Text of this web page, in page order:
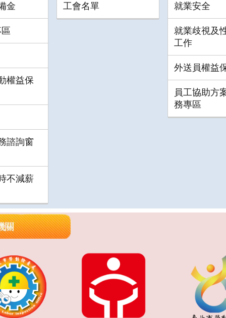
金
權益保
諮詢窗
不減薪
工會名單 就業安全
就業歧視及
工作
外送員權益
員工協助方
務專區